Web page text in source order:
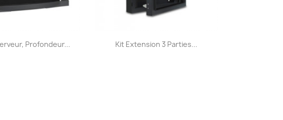
rapide
Profondeur... Aperçu rapide
Kit Extension 3 Parties...